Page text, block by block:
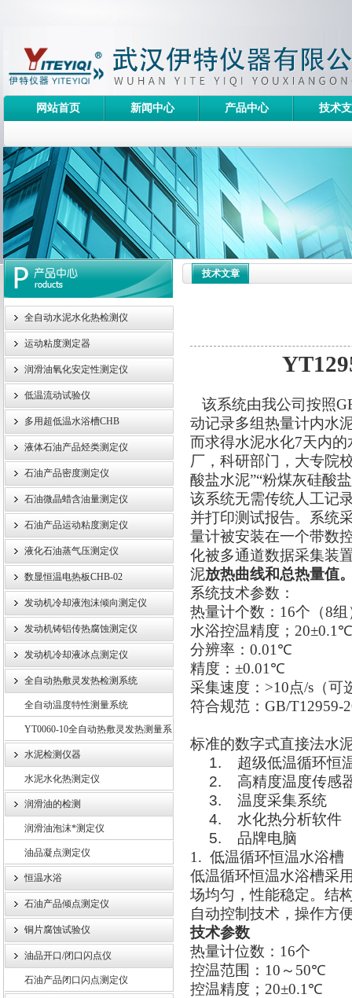
武汉伊特仪器有限公司
网站首页 新闻中心 产品中心 技术
技术文章
该系统由我公司按照
动记录多组热量计内水
而求得水泥水化7天内的
厂，科研部门，大专院
酸盐水泥”“粉煤灰硅酸
该系统无需传统人工记
并打印测试报告。系统
量计被安装在一个带数
化被多通道数据采集装
泥放热曲线和总热量值
系统技术参数：
热量计个数： 16个（8组
水浴控温精度； 20±0.1 ℃
分辨率： 0.01 ℃
精度： ±0.01 ℃
采集速度： >10点/s （可
符合规范： GB/T12959-
标准的数字式直接法水
1. 超级低温循环恒
2. 高精度温度传感
3. 温度采集系统
4. 水化热分析软件
5. 品牌电脑
1. 低温循环恒温水浴槽
低温循环恒温水浴槽采
场均匀，性能稳定。结
自动控制技术，操作方
技术参数
热量计位数： 16个
控温范围： 10 ～ 50℃
控温精度； 20±0.1 ℃
全自动水泥水化热检测仪
运动粘度测定器
润滑油氧化安定性测定仪
低温流动试验仪
多用超低温水浴槽CHB
液体石油产品烃类测定仪
石油产品密度测定仪
石油微晶蜡含油量测定仪
石油产品运动粘度测定仪
液化石油蒸气压测定仪
数显恒温电热板CHB-02
发动机冷却液泡沫倾向测定仪
发动机铸铝传热腐蚀测定仪
发动机冷却液冰点测定仪
全自动热敷灵发热检测系统
全自动温度特性测量系统
YT0060-10全自动热敷灵发热测量系
统
水泥检测仪器
水泥水化热测定仪
润滑油的检测
润滑油泡沫*测定仪
油品凝点测定仪
恒温水浴
石油产品倾点测定仪
铜片腐蚀试验仪
油品开口/闭口闪点仪
石油产品闭口闪点测定仪